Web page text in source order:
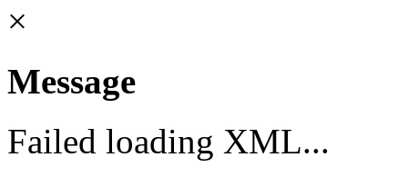
×
Message
Failed loading XML...